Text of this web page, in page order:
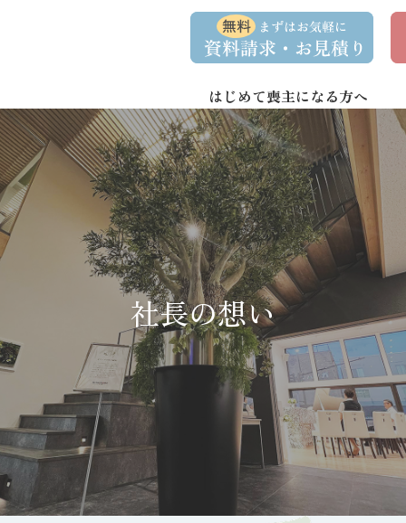
へ
ス
キ
ッ
プ
ョ
ン
に
移
動
資
求
問
い
合
わ
せ
事
談
はじめて喪主になる方へ
社長の想い